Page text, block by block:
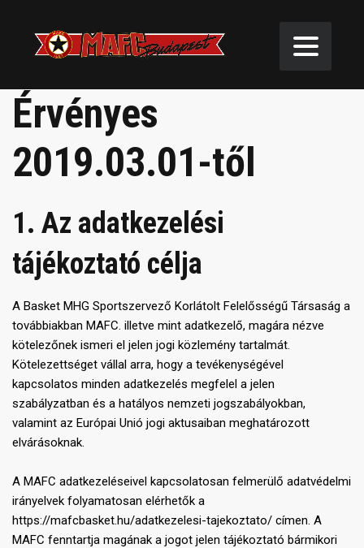
ADATVÉDELMI IRÁNYELVEK
Érvényes
2019.03.01-től
1. Az adatkezelési
tájékoztató célja
A Basket MHG Sportszervező Korlátolt Felelősségű Társaság a
továbbiakban MAFC. illetve mint adatkezelő, magára nézve
kötelezőnek ismeri el jelen jogi közlemény tartalmát.
Kötelezettséget vállal arra, hogy a tevékenységével
kapcsolatos minden adatkezelés megfelel a jelen
szabályzatban és a hatályos nemzeti jogszabályokban,
valamint az Európai Unió jogi aktusaiban meghatározott
elvárásoknak.
A MAFC adatkezeléseivel kapcsolatosan felmerülő adatvédelmi
irányelvek folyamatosan elérhetők a
https://mafcbasket.hu/adatkezelesi-tajekoztato/ címen. A
MAFC fenntartja magának a jogot jelen tájékoztató bármikori